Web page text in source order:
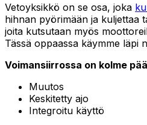
Vetoyksikkö on se osa, joka
hihnan pyörimään ja kuljettaa
joita kutsutaan myös
Tässä oppaassa käymme läpi
Voimansiirrossa on kolme
Muutos
Keskitetty ajo
Integroitu käyttö